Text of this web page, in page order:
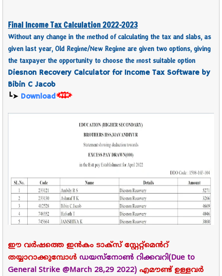
Final Income Tax Calculation 2022-2023
Without any change in the method of calculating the tax and slabs, as
given last year, Old Regime/New Regime are given two options, giving
the taxpayer the opportunity to choose the most suitable option
Diesnon Recovery Calculator for Income Tax Software by
Bibin C Jacob
┗➤ Download
ഈ വർഷത്തെ ഇൻകം ടാക്സ് സ്റ്റേറ്റ്മെൻറ്
തയ്യാറാക്കുമ്പോൾ ഡയസ്നോൺ റിക്കവറി(Due to
General Strike @March 28,29 2022) എമൗണ്ട് ഉള്ളവർ